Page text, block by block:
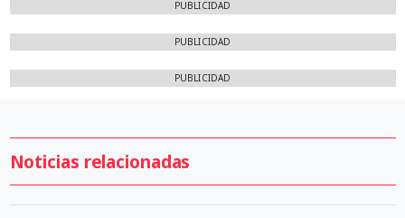
PUBLICIDAD
PUBLICIDAD
PUBLICIDAD
Noticias relacionadas